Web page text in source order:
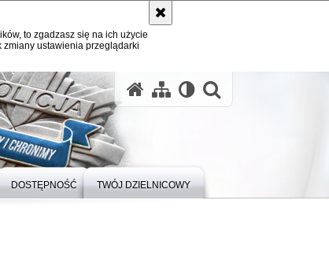
to zgadzasz się na ich użycie
ustawienia przeglądarki
DOSTĘPNOŚĆ TWÓJ DZIELNICOWY